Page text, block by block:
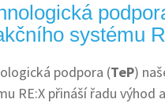
systému
podpora (TeP)
RE:X přináší řadu výhod